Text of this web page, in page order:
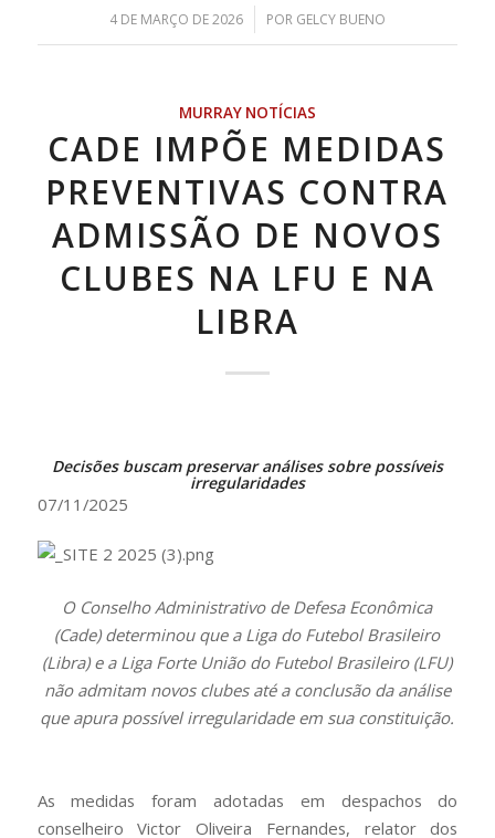
4 DE MARÇO DE 2026
/ POR GELCY BUENO
MURRAY NOTÍCIAS
CADE IMPÕE MEDIDAS
PREVENTIVAS CONTRA
ADMISSÃO DE NOVOS
CLUBES NA LFU E NA
LIBRA
Decisões buscam preservar análises sobre possíveis
irregularidades
07/11/2025
O Conselho Administrativo de Defesa Econômica
(Cade) determinou que a Liga do Futebol Brasileiro
(Libra) e a Liga Forte União do Futebol Brasileiro (LFU)
não admitam novos clubes até a conclusão da análise
que apura possível irregularidade em sua constituição.
As medidas foram adotadas em despachos do
conselheiro Victor Oliveira Fernandes, relator dos